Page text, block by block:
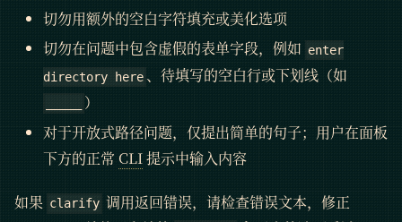
切勿用额外的空白字符填充或美化选项
切勿在问题中包含虚假的表单字段，例如 enter
directory here、待填写的空白行或下划线（如
）
对于开放式路径问题，仅提出简单的句子；用户在面板
下方的正常 CLI提示中输入内容
如果 clarify 调用返回错误，请检查错误文本，修正